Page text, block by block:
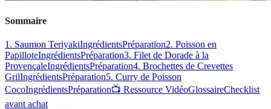
Sommaire
1. Saumon TeriyakiIngrédientsPréparation2. Poisson en
PapilloteIngrédientsPréparation3. Filet de Dorade à la
ProvençaleIngrédientsPréparation4. Brochettes de Crevettes
GrilIngrédientsPréparation5. Curry de Poisson
CocoIngrédientsPréparation📺 Ressource VidéoGlossaireChecklist
avant achat